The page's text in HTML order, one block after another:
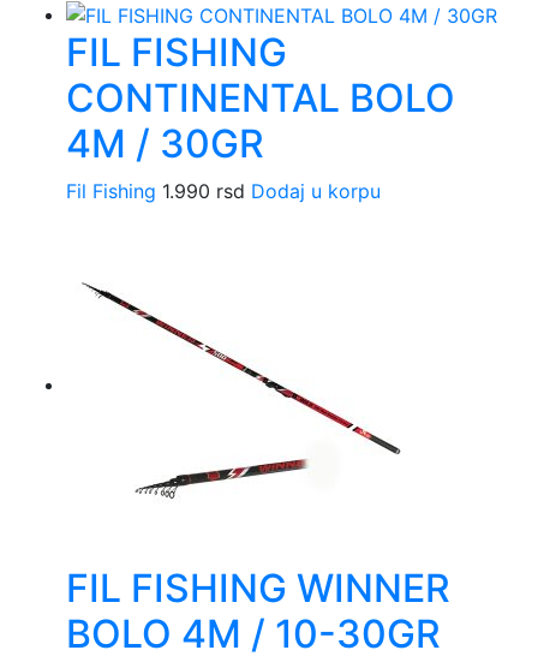
cena:
do
FIL FISHING
CONTINENTAL BOLO
4M / 30GR
Fil Fishing 1.990 rsd Dodaj u korpu
FIL FISHING WINNER
BOLO 4M / 10-30GR